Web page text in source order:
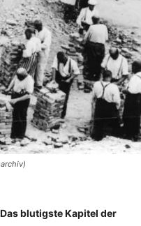
blutigste Kapitel der